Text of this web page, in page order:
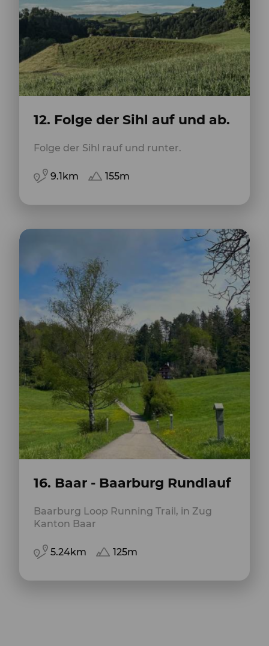
12. Folge der Sihl auf und ab.
Folge der Sihl rauf und runter.
9.1km 155m
16. Baar - Baarburg Rundlauf
Baarburg Loop Running Trail, in Zug
Kanton Baar
5.24km 125m